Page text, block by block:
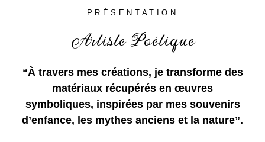
PRÉSENTATION
Artiste Poétique
“À travers mes créations, je transforme des
matériaux récupérés en œuvres
symboliques, inspirées par mes souvenirs
d’enfance, les mythes anciens et la nature”.